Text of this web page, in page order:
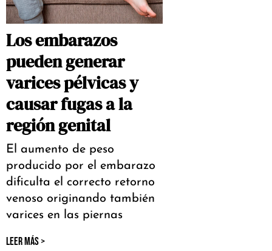
Los embarazos
pueden generar
varices pélvicas y
causar fugas a la
región genital
El aumento de peso
producido por el embarazo
dificulta el correcto retorno
venoso originando también
varices en las piernas
LEER MÁS >